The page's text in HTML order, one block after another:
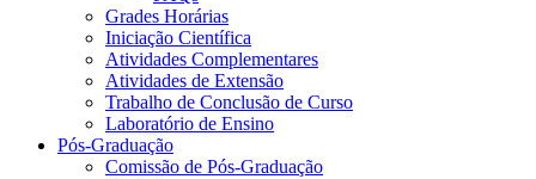
Grades Horárias
Iniciação Científica
Atividades Complementares
Atividades de Extensão
Trabalho de Conclusão de Curso
Laboratório de Ensino
Pós-Graduação
Comissão de Pós-Graduação